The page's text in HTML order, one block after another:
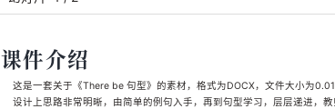
课件介绍
这是一套关于《There be 句型》的素材，格式为DOCX，文件大小为
设计上思路非常明晰，由简单的例句入手，再到句型学习，层层递进，